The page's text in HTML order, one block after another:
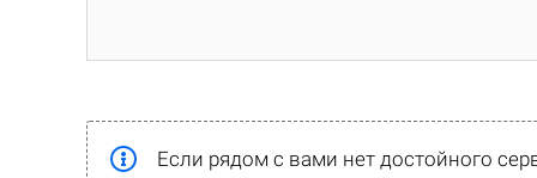
Если рядом с вами нет достойного